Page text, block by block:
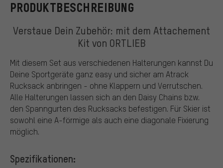
PRODUKTBESCHREIBUNG
Verstaue Dein Zubehör: mit dem Attachement
Kit von ORTLIEB
Mit diesem Set aus verschiedenen Halterungen kannst Du
Deine Sportgeräte ganz easy und sicher am Atrack
Rucksack anbringen - ohne Klappern und Verrutschen.
Alle Halterungen lassen sich an den Daisy Chains bzw.
den Spanngurten des Rucksacks befestigen. Für Skier ist
sowohl eine A-förmige als auch eine diagonale Fixierung
möglich.
Spezifikationen: